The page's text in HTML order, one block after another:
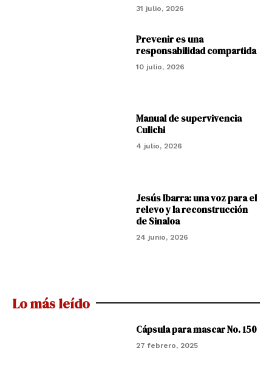
31 julio, 2026
Prevenir es una
responsabilidad compartida
10 julio, 2026
Manual de supervivencia
Culichi
4 julio, 2026
Jesús Ibarra: una voz para el
relevo y la reconstrucción
de Sinaloa
24 junio, 2026
Lo más leído
Cápsula para mascar No. 150
27 febrero, 2025